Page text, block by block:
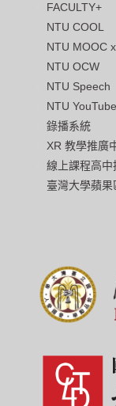
FACULTY+
NTU COOL
NTU MOOC
NTU OCW
NTU Speech
NTU
錄播系統
XR 教學推廣
線上課程高中
臺灣大學蘋